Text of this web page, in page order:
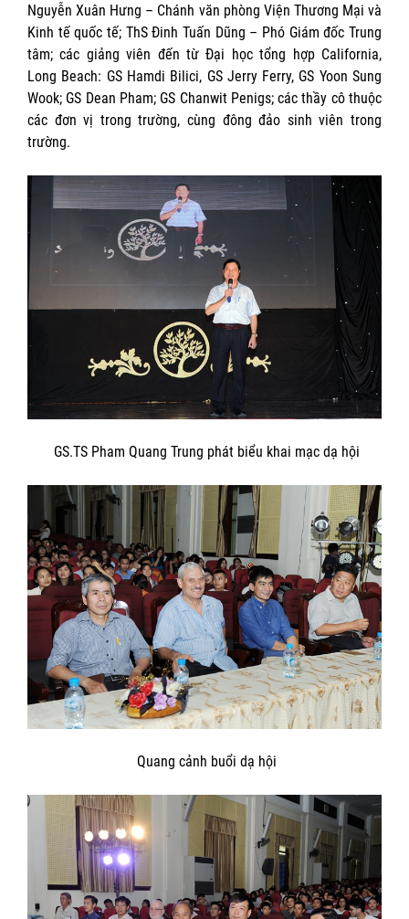
Nguyễn Xuân Hưng – Chánh văn phòng Viện Thương Mại và
Kinh tế quốc tế; ThS Đinh Tuấn Dũng – Phó Giám đốc Trung
tâm; các giảng viên đến từ Đại học tổng hợp California,
Long Beach: GS Hamdi Bilici, GS Jerry Ferry, GS Yoon Sung
Wook; GS Dean Pham; GS Chanwit Penigs; các thầy cô thuộc
các đơn vị trong trường, cùng đông đảo sinh viên trong
trường.
GS.TS Pham Quang Trung phát biểu khai mạc dạ hội
Quang cảnh buổi dạ hội